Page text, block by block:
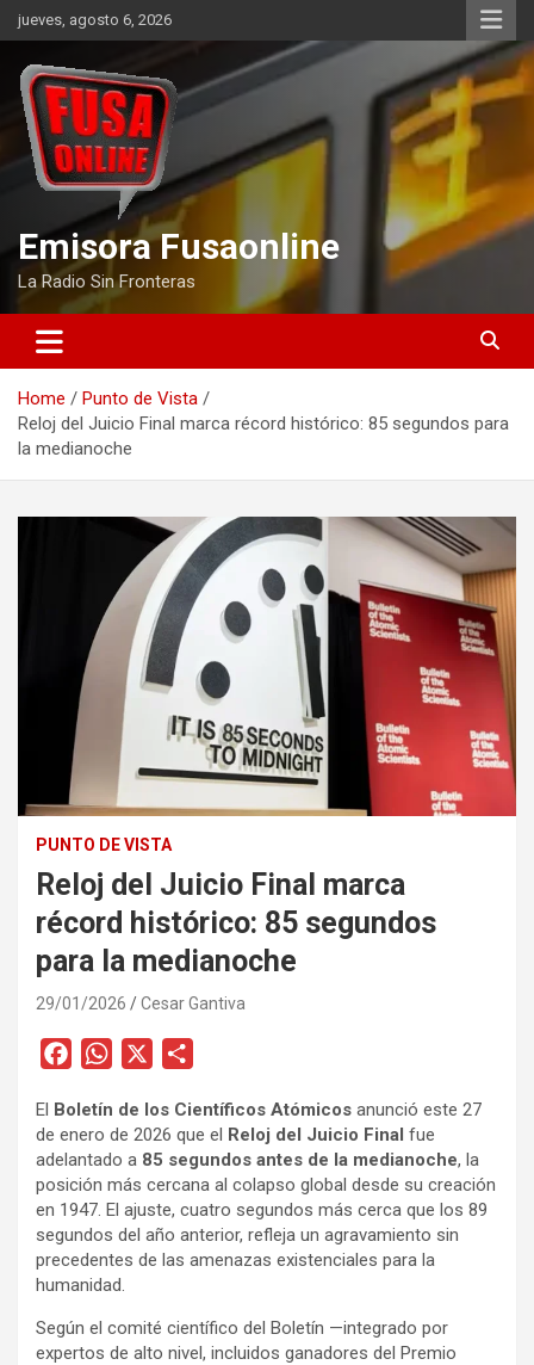
Skip
to
content
jueves, agosto 6, 2026
Emisora Fusaonline
La Radio Sin Fronteras
Home
Punto de Vista
Reloj del Juicio Final marca récord histórico: 85 segundos para
la medianoche
PUNTO DE VISTA
Reloj del Juicio Final marca
récord histórico: 85 segundos
para la medianoche
29/01/2026 Cesar Gantiva
c
e
b
o
o
k
W
a
t
s
A
p
p
m
p
a
r
t
i
El Boletín de los Científicos Atómicos anunció este 27
de enero de 2026 que el Reloj del Juicio Final fue
adelantado a 85 segundos antes de la medianoche, la
posición más cercana al colapso global desde su creación
en 1947. El ajuste, cuatro segundos más cerca que los 89
segundos del año anterior, refleja un agravamiento sin
precedentes de las amenazas existenciales para la
humanidad.
Según el comité científico del Boletín —integrado por
expertos de alto nivel, incluidos ganadores del Premio